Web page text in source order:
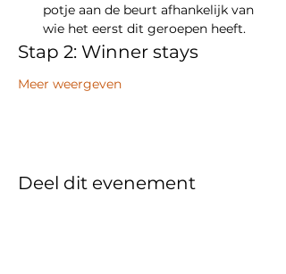
potje aan de beurt afhankelijk van
wie het eerst dit geroepen heeft.
Stap 2: Winner stays
Meer weergeven
Deel dit evenement